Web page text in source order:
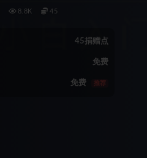
8.8K 45
45捐赠点
免费
免费 推荐